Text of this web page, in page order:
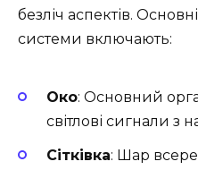
безліч аспектів.
системи включають:
Око: Основний
світлові сигнали з
Сітківка: Шар